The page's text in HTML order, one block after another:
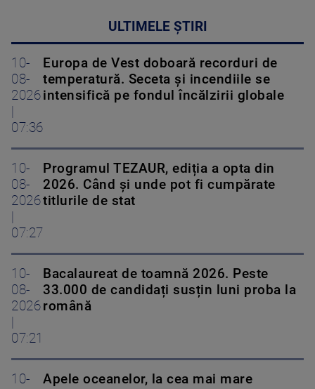
ULTIMELE ȘTIRI
10-
08-
2026
07:36
Europa de Vest doboară recorduri de
temperatură. Seceta și incendiile se
intensifică pe fondul încălzirii globale
10-
08-
2026
07:27
Programul TEZAUR, ediția a opta din
2026. Când şi unde pot fi cumpărate
titlurile de stat
10-
08-
2026
07:21
Bacalaureat de toamnă 2026. Peste
33.000 de candidați susțin luni proba la
română
10-
Apele oceanelor, la cea mai mare